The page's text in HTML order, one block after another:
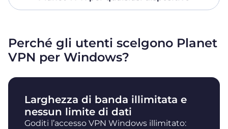
Perché gli utenti scelgono Planet
VPN per Windows?
Larghezza di banda illimitata e
nessun limite di dati
Goditi l’accesso VPN Windows illimitato: